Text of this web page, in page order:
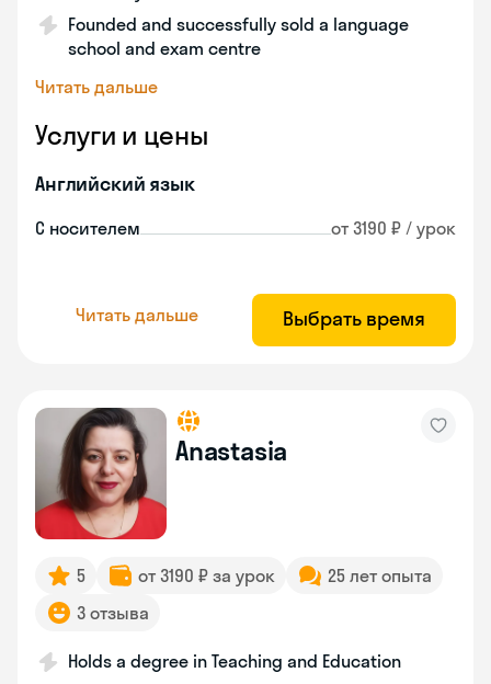
Founded and successfully sold a language
school and exam centre
Читать дальше
Услуги и цены
Английский язык
С носителем от 3190 ₽ / урок
Читать дальше Выбрать время
Anastasia
5 от 3190 ₽ за урок
25 лет опыта
3 отзыва
Holds a degree in Teaching and Education